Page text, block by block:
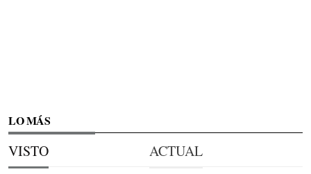
LO MÁS
VISTO ACTUAL